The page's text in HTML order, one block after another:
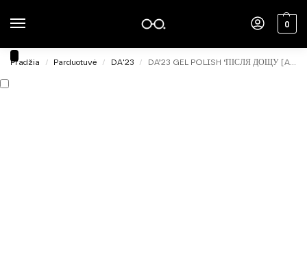
0
Pradžia / Parduotuvė / DA'23 / DA’23 GEL POLISH ‘ПІСЛЯ ДОЩУ [AFTER RAIN], 8ml.